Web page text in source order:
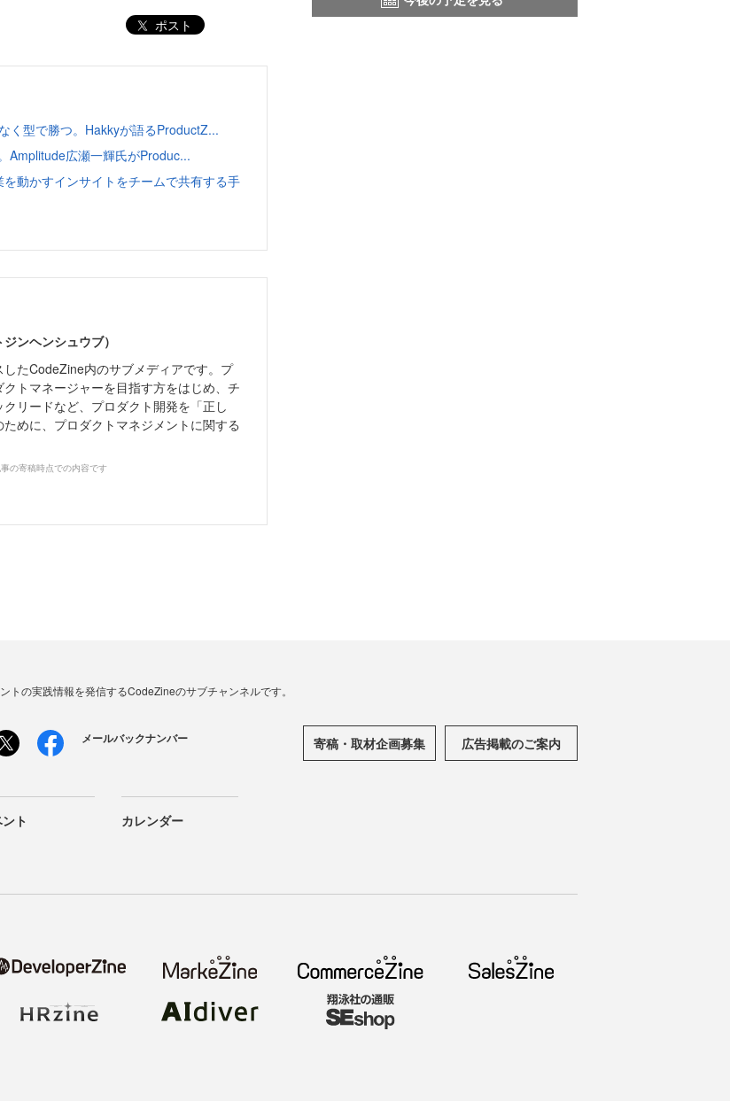
ポスト
く型で勝つ。Hakkyが語るProductZ...
Amplitude広瀬一輝氏がProduc...
動かすインサイトをチームで共有する手
ンヘンシュウブ）
したCodeZine内のサブメディアです。プ
トマネージャーを目指す方をはじめ、チ
リードなど、プロダクト開発を「正し
めに、プロダクトマネジメントに関する
の寄稿時点での内容です
トの実践情報を発信するCodeZineのサブチャンネルです。
メールバックナンバー 寄稿・取材企画募集 広告掲載のご案内
ト カレンダー